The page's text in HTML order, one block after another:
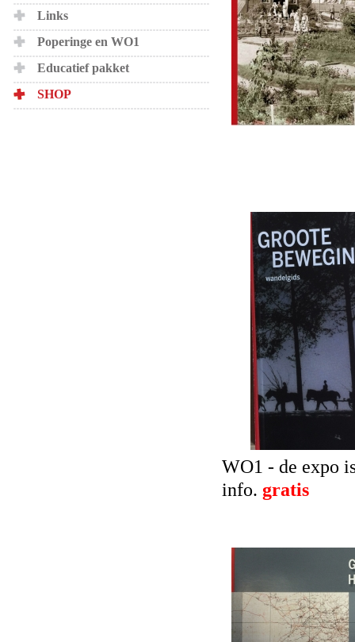
Links
Poperinge en WO1
Educatief pakket
SHOP
WO1 - de expo
info. gratis